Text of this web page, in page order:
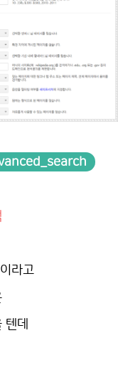
라고
데